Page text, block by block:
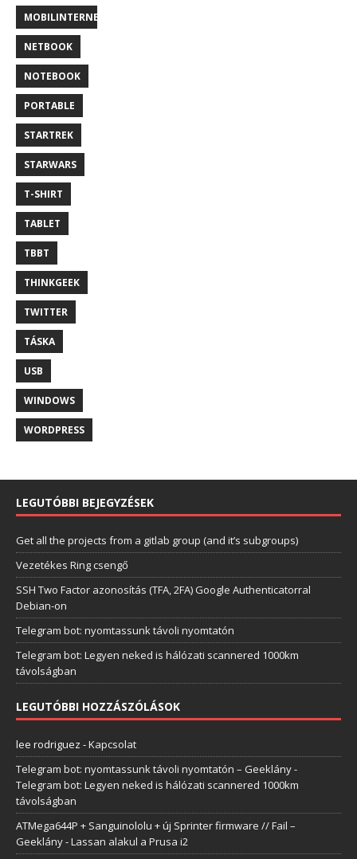
MOBILINTERNET
NETBOOK
NOTEBOOK
PORTABLE
STARTREK
STARWARS
T-SHIRT
TABLET
TBBT
THINKGEEK
TWITTER
TÁSKA
USB
WINDOWS
WORDPRESS
LEGUTÓBBI BEJEGYZÉSEK
Get all the projects from a gitlab group (and it’s subgroups)
Vezetékes Ring csengő
SSH Two Factor azonosítás (TFA, 2FA) Google Authenticatorral
Debian-on
Telegram bot: nyomtassunk távoli nyomtatón
Telegram bot: Legyen neked is hálózati scannered 1000km
távolságban
LEGUTÓBBI HOZZÁSZÓLÁSOK
lee rodriguez -Kapcsolat
Telegram bot: nyomtassunk távoli nyomtatón – Geeklány-
Telegram bot: Legyen neked is hálózati scannered 1000km
távolságban
ATMega644P + Sanguinololu + új Sprinter firmware // Fail –
Geeklány-Lassan alakul a Prusa i2